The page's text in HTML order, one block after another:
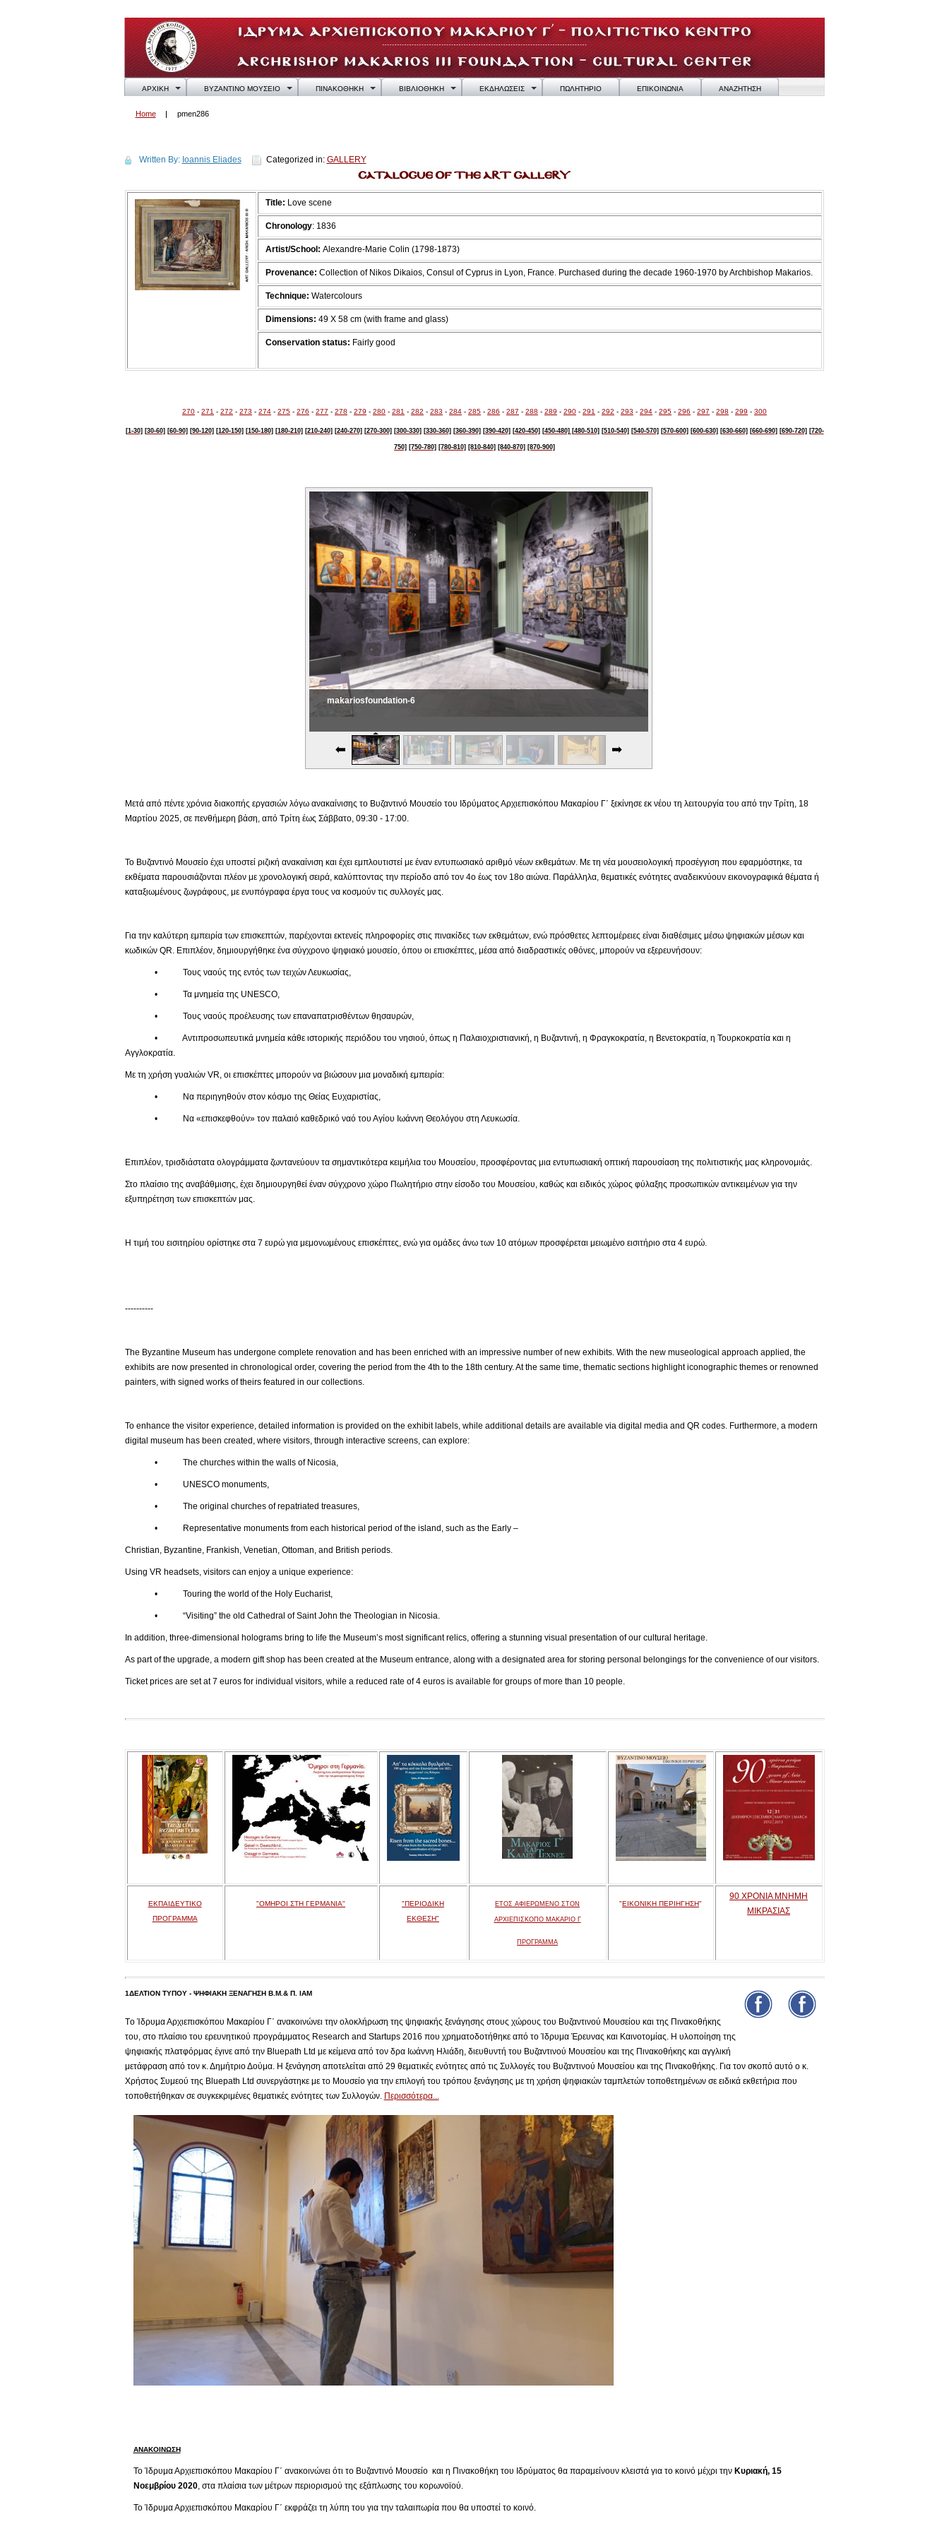
ΑΡΧΙΚΗ ΒΥΖΑΝΤΙΝΟ ΜΟΥΣΕΙΟ ΠΙΝΑΚΟΘΗΚΗ ΒΙΒΛΙΟΘΗΚΗ ΕΚΔΗΛΩΣΕΙΣ ΠΩΛΗΤΗΡΙΟ ΕΠΙΚΟΙΝΩΝΙΑ ΑΝΑΖΗΤΗΣΗ
Home pmen286
Written By: Ioannis Eliades Categorized in: GALLERY
Title: Love scene
Chronology: 1836
Artist/School: Alexandre-Marie Colin (1798-1873)
Provenance: Collection of Nikos Dikaios, Consul of Cyprus in Lyon, France. Purchased during the decade 1960-1970 by Archbishop Makarios.
Technique: Watercolours
Dimensions: 49 Χ 58 cm (with frame and glass)
Conservation status: Fairly good
270 - 271 - 272 - 273 - 274 - 275 - 276 - 277 - 278 - 279 - 280 - 281 - 282 - 283 - 284 - 285 - 286 - 287 - 288 - 289 - 290 - 291 - 292 - 293 - 294 - 295 - 296 - 297 - 298 - 299 - 300
[1-30] [30-60] [60-90] [90-120] [120-150] [150-180] [180-210] [210-240] [240-270] [270-300] [300-330] [330-360] [360-390] [390-420] [420-450] [450-480] [480-510] [510-540] [540-570] [570-600] [600-630] [630-660] [660-690] [690-720] [720-
750] [750-780] [780-810] [810-840] [840-870] [870-900]
makariosfoundation-6
makariosfoundation-7
Μετά από πέντε χρόνια διακοπής εργασιών λόγω ανακαίνισης το Βυζαντινό Μουσείο του Ιδρύματος Αρχιεπισκόπου Μακαρίου Γ΄ ξεκίνησε εκ νέου τη λειτουργία του από την Τρίτη, 18
Μαρτίου 2025, σε πενθήμερη βάση, από Τρίτη έως Σάββατο, 09:30 - 17:00.
Το Βυζαντινό Μουσείο έχει υποστεί ριζική ανακαίνιση και έχει εμπλουτιστεί με έναν εντυπωσιακό αριθμό νέων εκθεμάτων. Με τη νέα μουσειολογική προσέγγιση που εφαρμόστηκε, τα
εκθέματα παρουσιάζονται πλέον με χρονολογική σειρά, καλύπτοντας την περίοδο από τον 4ο έως τον 18ο αιώνα. Παράλληλα, θεματικές ενότητες αναδεικνύουν εικονογραφικά θέματα ή
καταξιωμένους ζωγράφους, με ενυπόγραφα έργα τους να κοσμούν τις συλλογές μας.
Για την καλύτερη εμπειρία των επισκεπτών, παρέχονται εκτενείς πληροφορίες στις πινακίδες των εκθεμάτων, ενώ πρόσθετες λεπτομέρειες είναι διαθέσιμες μέσω ψηφιακών μέσων και
κωδικών QR. Επιπλέον, δημιουργήθηκε ένα σύγχρονο ψηφιακό μουσείο, όπου οι επισκέπτες, μέσα από διαδραστικές οθόνες, μπορούν να εξερευνήσουν:
• Τους ναούς της εντός των τειχών Λευκωσίας,
• Τα μνημεία της UNESCO,
• Τους ναούς προέλευσης των επαναπατρισθέντων θησαυρών,
• Αντιπροσωπευτικά μνημεία κάθε ιστορικής περιόδου του νησιού, όπως η Παλαιοχριστιανική, η Βυζαντινή, η Φραγκοκρατία, η Βενετοκρατία, η Τουρκοκρατία και η
Αγγλοκρατία.
Με τη χρήση γυαλιών VR, οι επισκέπτες μπορούν να βιώσουν μια μοναδική εμπειρία:
• Να περιηγηθούν στον κόσμο της Θείας Ευχαριστίας,
• Να «επισκεφθούν» τον παλαιό καθεδρικό ναό του Αγίου Ιωάννη Θεολόγου στη Λευκωσία.
Επιπλέον, τρισδιάστατα ολογράμματα ζωντανεύουν τα σημαντικότερα κειμήλια του Μουσείου, προσφέροντας μια εντυπωσιακή οπτική παρουσίαση της πολιτιστικής μας κληρονομιάς.
Στο πλαίσιο της αναβάθμισης, έχει δημιουργηθεί έναν σύγχρονο χώρο Πωλητήριο στην είσοδο του Μουσείου, καθώς και ειδικός χώρος φύλαξης προσωπικών αντικειμένων για την
εξυπηρέτηση των επισκεπτών μας.
Η τιμή του εισιτηρίου ορίστηκε στα 7 ευρώ για μεμονωμένους επισκέπτες, ενώ για ομάδες άνω των 10 ατόμων προσφέρεται μειωμένο εισιτήριο στα 4 ευρώ.
----------
The Byzantine Museum has undergone complete renovation and has been enriched with an impressive number of new exhibits. With the new museological approach applied, the
exhibits are now presented in chronological order, covering the period from the 4th to the 18th century. At the same time, thematic sections highlight iconographic themes or renowned
painters, with signed works of theirs featured in our collections.
To enhance the visitor experience, detailed information is provided on the exhibit labels, while additional details are available via digital media and QR codes. Furthermore, a modern
digital museum has been created, where visitors, through interactive screens, can explore:
• The churches within the walls of Nicosia,
• UNESCO monuments,
• The original churches of repatriated treasures,
• Representative monuments from each historical period of the island, such as the Early –
Christian, Byzantine, Frankish, Venetian, Ottoman, and British periods.
Using VR headsets, visitors can enjoy a unique experience:
• Touring the world of the Holy Eucharist,
• “Visiting” the old Cathedral of Saint John the Theologian in Nicosia.
In addition, three-dimensional holograms bring to life the Museum’s most significant relics, offering a stunning visual presentation of our cultural heritage.
As part of the upgrade, a modern gift shop has been created at the Museum entrance, along with a designated area for storing personal belongings for the convenience of our visitors.
Ticket prices are set at 7 euros for individual visitors, while a reduced rate of 4 euros is available for groups of more than 10 people.
ΕΚΠΑΙΔΕΥΤΙΚΟ
ΠΡΟΓΡΑΜΜΑ
"ΟΜΗΡΟΙ ΣΤΗ ΓΕΡΜΑΝΙΑ"
"ΠΕΡΙΟΔΙΚΗ
ΕΚΘΕΣΗ"
ΕΤΟΣ ΑΦΙΕΡΩΜΕΝΟ ΣΤΟΝ
ΑΡΧΙΕΠΙΣΚΟΠΟ ΜΑΚΑΡΙΟ Γ
ΠΡΟΓΡΑΜΜΑ
"ΕΙΚΟΝΙΚΗ ΠΕΡΙΗΓΗΣΗ"
90 ΧΡΟΝΙΑ ΜΝΗΜΗ
ΜΙΚΡΑΣΙΑΣ
1ΔΕΛΤΙΟΝ ΤΥΠΟΥ - ΨΗΦΙΑΚΗ ΞΕΝΑΓΗΣΗ Β.Μ.& Π. ΙΑΜ
Tο Ίδρυμα Αρχιεπισκόπου Μακαρίου Γ΄ ανακοινώνει την ολοκλήρωση της ψηφιακής ξενάγησης στους χώρους του Βυζαντινού Μουσείου και της Πινακοθήκης
του, στο πλαίσιο του ερευνητικού προγράμματος Research and Startups 2016 που χρηματοδοτήθηκε από το Ίδρυμα Έρευνας και Καινοτομίας. Η υλοποίηση της
ψηφιακής πλατφόρμας έγινε από την Βluepath Ltd με κείμενα από τον δρα Ιωάννη Ηλιάδη, διευθυντή του Βυζαντινού Μουσείου και της Πινακοθήκης και αγγλική
μετάφραση από τον κ. Δημήτριο Δούμα. Η ξενάγηση αποτελείται από 29 θεματικές ενότητες από τις Συλλογές του Βυζαντινού Μουσείου και της Πινακοθήκης. Για τον σκοπό αυτό ο κ.
Χρήστος Συμεού της Bluepath Ltd συνεργάστηκε με το Μουσείο για την επιλογή του τρόπου ξενάγησης με τη χρήση ψηφιακών ταμπλετών τοποθετημένων σε ειδικά εκθετήρια που
τοποθετήθηκαν σε συγκεκριμένες θεματικές ενότητες των Συλλογών. Περισσότερα...
ΑΝΑΚΟΙΝΩΣΗ
Το Ίδρυμα Αρχιεπισκόπου Μακαρίου Γ΄ ανακοινώνει ότι το Βυζαντινό Μουσείο και η Πινακοθήκη του Ιδρύματος θα παραμείνουν κλειστά για το κοινό μέχρι την Κυριακή, 15
Νοεμβρίου 2020, στα πλαίσια των μέτρων περιορισμού της εξάπλωσης του κορωνοϊού.
Το Ίδρυμα Αρχιεπισκόπου Μακαρίου Γ΄ εκφράζει τη λύπη του για την ταλαιπωρία που θα υποστεί το κοινό.